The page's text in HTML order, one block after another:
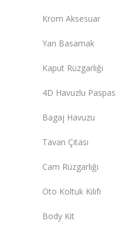
Krom Aksesuar
Yan Basamak
Kaput Rüzgarlığı
4D Havuzlu Paspas
Bagaj Havuzu
Tavan Çıtası
Cam Rüzgarlığı
Oto Koltuk Kılıfı
Body Kit